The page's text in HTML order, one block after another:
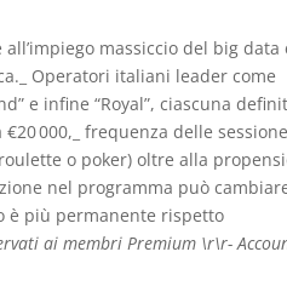
massiccio del big data
Operatori italiani leader come
e infine “Royal”, ciascuna
000,_ frequenza delle
o poker) oltre alla
nel programma può
è più permanente rispetto
ai membri Premium \r\r-